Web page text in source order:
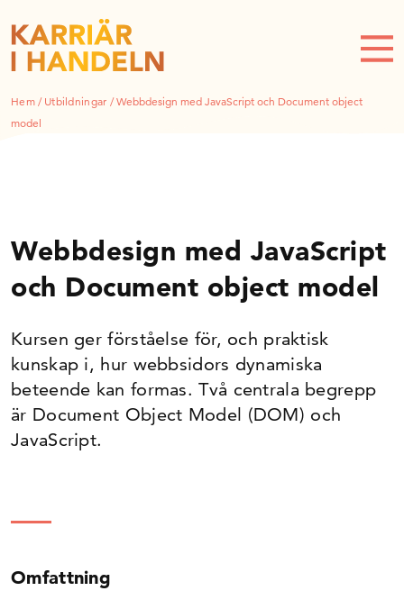
Hem/ Utbildningar /Webbdesign med JavaScript och Document object
model
Webbdesign med JavaScript
och Document object model
Kursen ger förståelse för, och praktisk
kunskap i, hur webbsidors dynamiska
beteende kan formas. Två centrala begrepp
är Document Object Model (DOM) och
JavaScript.
Omfattning